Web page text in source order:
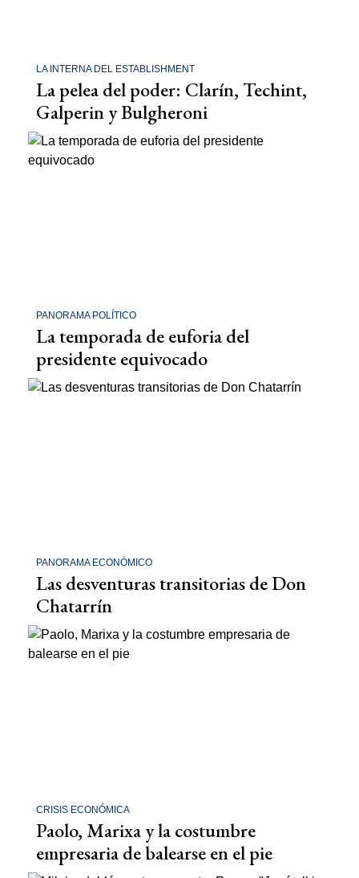
LA INTERNA DEL ESTABLISHMENT
La pelea del poder: Clarín, Techint,
Galperin y Bulgheroni
PANORAMA POLÍTICO
La temporada de euforia del
presidente equivocado
PANORAMA ECONÓMICO
Las desventuras transitorias de Don
Chatarrín
CRISIS ECONÓMICA
Paolo, Marixa y la costumbre
empresaria de balearse en el pie